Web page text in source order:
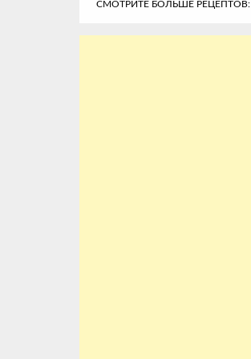
СМОТРИТЕ БОЛЬШЕ РЕЦЕПТОВ: